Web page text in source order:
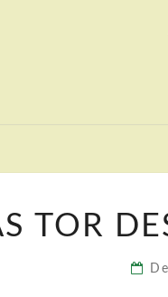
TOR